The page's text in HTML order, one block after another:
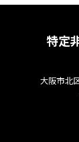
特定
大阪市北